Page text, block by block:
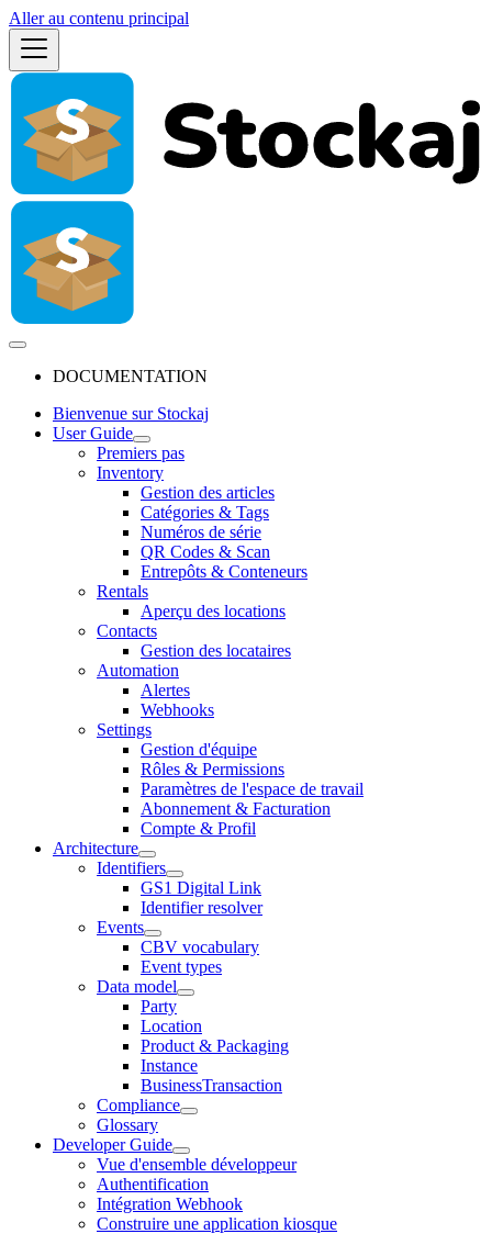
Aller au contenu principal
DOCUMENTATION
Bienvenue sur Stockaj
User Guide
Premiers pas
Inventory
Gestion des articles
Catégories & Tags
Numéros de série
QR Codes & Scan
Entrepôts & Conteneurs
Rentals
Aperçu des locations
Contacts
Gestion des locataires
Automation
Alertes
Webhooks
Settings
Gestion d'équipe
Rôles & Permissions
Paramètres de l'espace de travail
Abonnement & Facturation
Compte & Profil
Architecture
Identifiers
GS1 Digital Link
Identifier resolver
Events
CBV vocabulary
Event types
Data model
Party
Location
Product & Packaging
Instance
BusinessTransaction
Compliance
Glossary
Developer Guide
Vue d'ensemble développeur
Authentification
Intégration Webhook
Construire une application kiosque